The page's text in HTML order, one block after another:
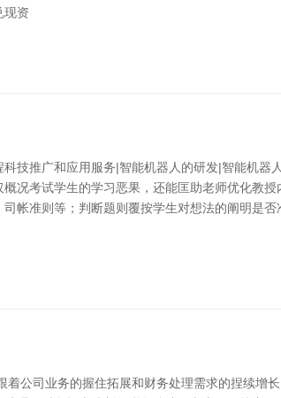
现资
技推广和应用服务|智能机器人的研发|智能机
况考试学生的学习恶果，还能匡助老师优化教
帐准则等；判断题则覆按学生对想法的阐明是
着公司业务的握住拓展和财务处理需求的捏续增